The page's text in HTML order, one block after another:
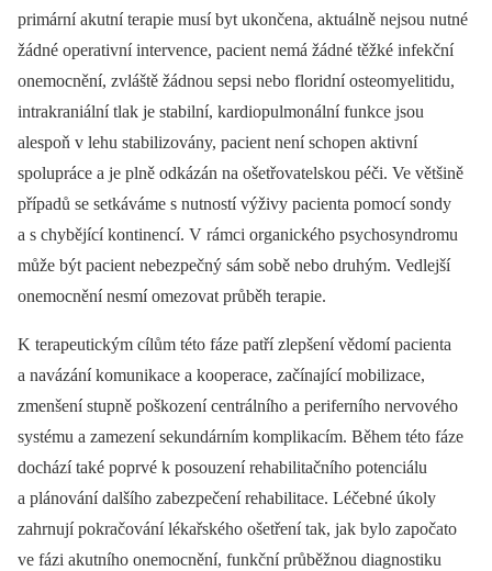
primární akutní terapie musí byt ukončena, aktuálně nejsou nutné
žádné operativní intervence, pacient nemá žádné těžké infekční
onemocnění, zvláště žádnou sepsi nebo floridní osteomyelitidu,
intrakraniální tlak je stabilní, kardiopulmonální funkce jsou
alespoň v lehu stabilizovány, pacient není schopen aktivní
spolupráce a je plně odkázán na ošetřovatelskou péči. Ve většině
případů se setkáváme s nutností výživy pacienta pomocí sondy
a s chybějící kontinencí. V rámci organického psychosyndromu
může být pacient nebezpečný sám sobě nebo druhým. Vedlejší
onemocnění nesmí omezovat průběh terapie.
K terapeutickým cílům této fáze patří zlepšení vědomí pacienta
a navázání komunikace a kooperace, začínající mobilizace,
zmenšení stupně poškození cen­trálního a periferního nervového
systému a zamezení sekundárním komplikacím. Během této fáze
dochází také poprvé k posouzení rehabilitačního potenciálu
a plánování dalšího zabezpečení rehabilitace. Léčebné úkoly
zahrnují pokračování lékařského ošetření tak, jak bylo započato
ve fázi akutního onemocnění, funkční průběžnou diagnostiku